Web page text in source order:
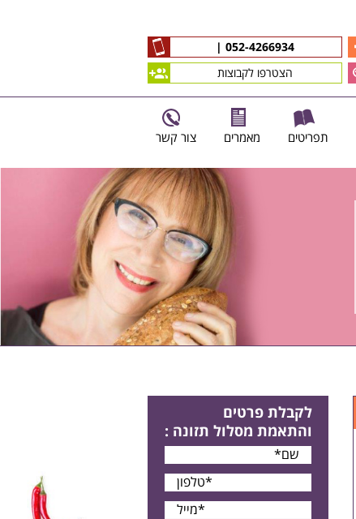
052-4266934
|
הצטרפו לקבוצות
תפריטים מאמרים צור קשר
לקבלת פרטים
והתאמת מסלול תזונה :